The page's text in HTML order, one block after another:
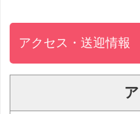
アクセス・送迎情報